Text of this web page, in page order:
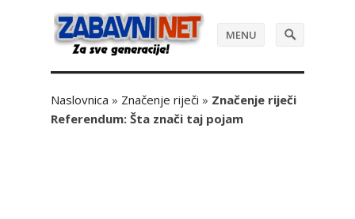
MENU
Naslovnica » Značenje riječi » Značenje riječi
Referendum: Šta znači taj pojam